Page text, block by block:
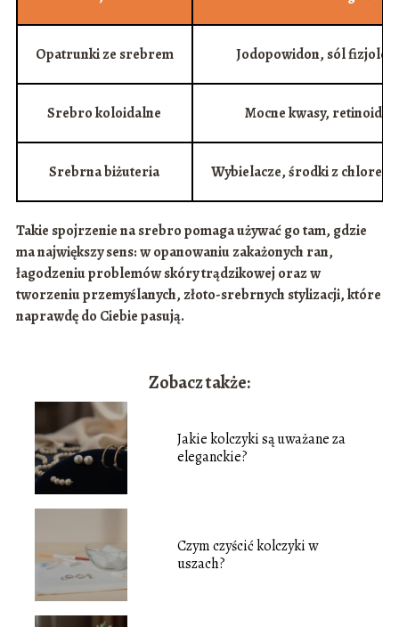
Opatrunki ze srebrem Jodopowidon, sól
Srebro koloidalne Mocne kwasy,
Srebrna biżuteria Wybielacze, środki z
Takie spojrzenie na srebro pomaga używać go tam, gdzie
ma największy sens: w opanowaniuzakażonych ran,
łagodzeniu problemówskóry trądzikowejoraz w
tworzeniu przemyślanych,złoto-srebrnych stylizacji, które
naprawdę do Ciebie pasują.
Zobacz także:
Jakie kolczyki są uważane za
eleganckie?
Czym czyścić kolczyki w
uszach?